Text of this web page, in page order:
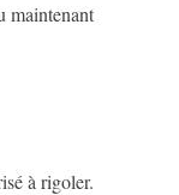
maintenant
à rigoler.